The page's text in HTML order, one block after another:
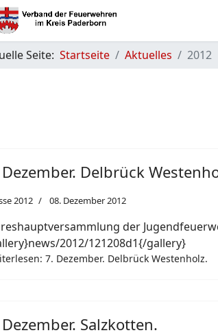
Seite: Startseite Aktuelles 2012
Delbrück
2012 08. Dezember 2012
der
2012/121208d1{/gallery}
7. Dezember. Delbrück Westenholz.
Salzkotten.